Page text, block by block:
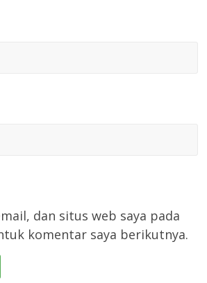
dan situs web saya pada
komentar saya berikutnya.